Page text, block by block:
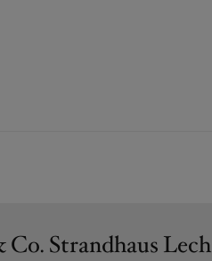
Co. Strandhaus Lech